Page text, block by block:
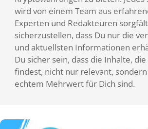
wird von einem Team aus
Experten und Redakteuren
sicherzustellen, dass Du nur die
und aktuellsten Informationen
Du sicher sein, dass die Inhalte,
findest, nicht nur relevant, sondern
echtem Mehrwert für Dich sind.